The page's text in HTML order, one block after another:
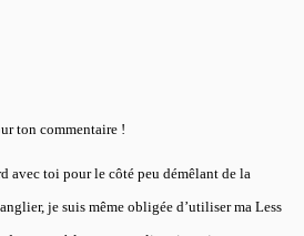
ton commentaire !
avec toi pour le côté peu démêlant de la
je suis même obligée d’utiliser ma Less